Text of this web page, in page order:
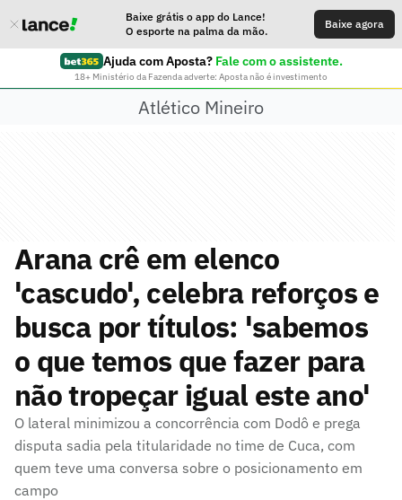
Baixe grátis o app do Lance!
O esporte na palma da mão.
Baixe agora
Ajuda com Aposta? Fale com o assistente.
18+ Ministério da Fazenda adverte: Aposta não é investimento
Atlético Mineiro
Arana crê em elenco
'cascudo', celebra reforços e
busca por títulos: 'sabemos
o que temos que fazer para
não tropeçar igual este ano'
O lateral minimizou a concorrência com Dodô e prega
disputa sadia pela titularidade no time de Cuca, com
quem teve uma conversa sobre o posicionamento em
campo